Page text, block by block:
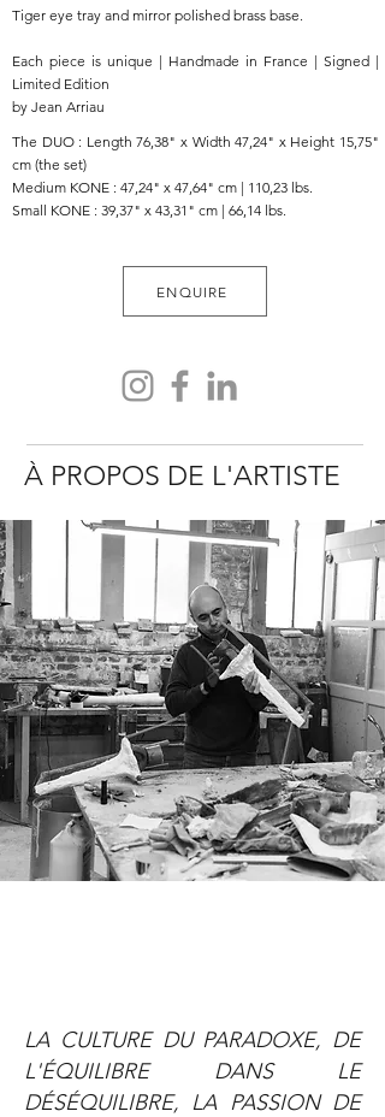
Tiger eye tray and mirror polished brass base.
Each piece is unique | Handmade in France | Signed |
Limited Edition
by Jean Arriau
The DUO : Length 76,38" x Width 47,24" x Height 15,75"
cm (the set)
Medium KONE : 47,24" x 47,64" cm | 110,23 lbs.
Small KONE : 39,37" x 43,31" cm | 66,14 lbs.
ENQUIRE
À PROPOS DE L'ARTISTE
LA CULTURE DU PARADOXE, DE
L'ÉQUILIBRE DANS LE
DÉSÉQUILIBRE, LA PASSION DE